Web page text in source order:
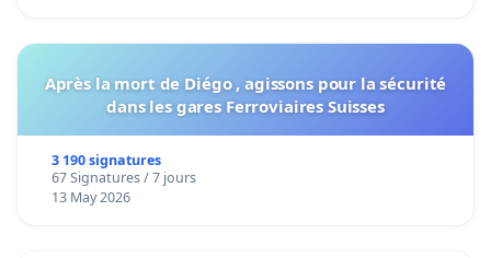
Après la mort de Diégo , agissons pour la sécurité
dans les gares Ferroviaires Suisses
3 190 signatures
67 Signatures / 7 jours
13 May 2026